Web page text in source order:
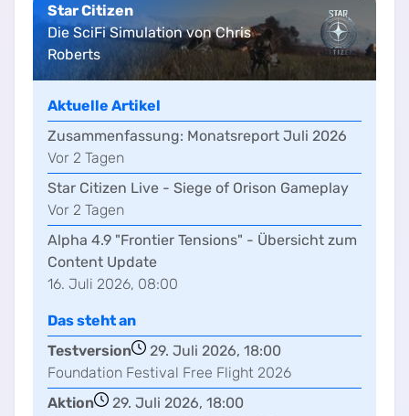
Star Citizen
Die SciFi Simulation von Chris
Roberts
Aktuelle Artikel
Zusammenfassung: Monatsreport Juli 2026
Vor 2 Tagen
Star Citizen Live - Siege of Orison Gameplay
Vor 2 Tagen
Alpha 4.9 "Frontier Tensions" - Übersicht zum
Content Update
16. Juli 2026, 08:00
Das steht an
Testversion
29. Juli 2026, 18:00
Foundation Festival Free Flight 2026
Aktion
29. Juli 2026, 18:00